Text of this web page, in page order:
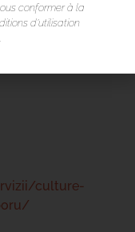
culture-
conformer à la
d’utilisation